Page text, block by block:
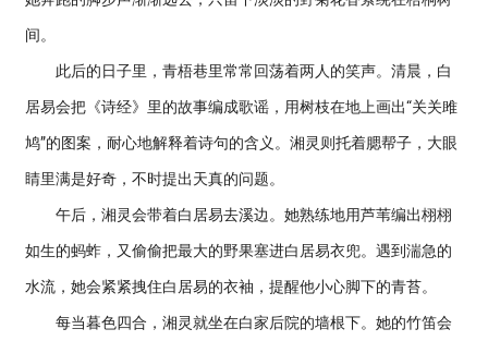
间。
此后的日子里，青梧巷里常常回荡着两人的笑声。清晨，白
居易会把《诗经》里的故事编成歌谣，用树枝在地上画出“关关雎
鸠”的图案，耐心地解释着诗句的含义。湘灵则托着腮帮子，大眼
睛里满是好奇，不时提出天真的问题。
午后，湘灵会带着白居易去溪边。她熟练地用芦苇编出栩栩
如生的蚂蚱，又偷偷把最大的野果塞进白居易衣兜。遇到湍急的
水流，她会紧紧拽住白居易的衣袖，提醒他小心脚下的青苔。
每当暮色四合，湘灵就坐在白家后院的墙根下。她的竹笛会